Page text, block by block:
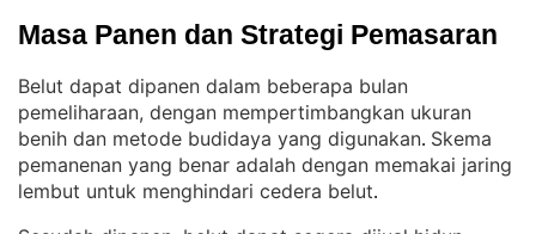
Masa Panen dan Strategi Pemasaran
Belut dapat dipanen dalam beberapa bulan
pemeliharaan, dengan mempertimbangkan ukuran
benih dan metode budidaya yang digunakan. Skema
pemanenan yang benar adalah dengan memakai jaring
lembut untuk menghindari cedera belut.